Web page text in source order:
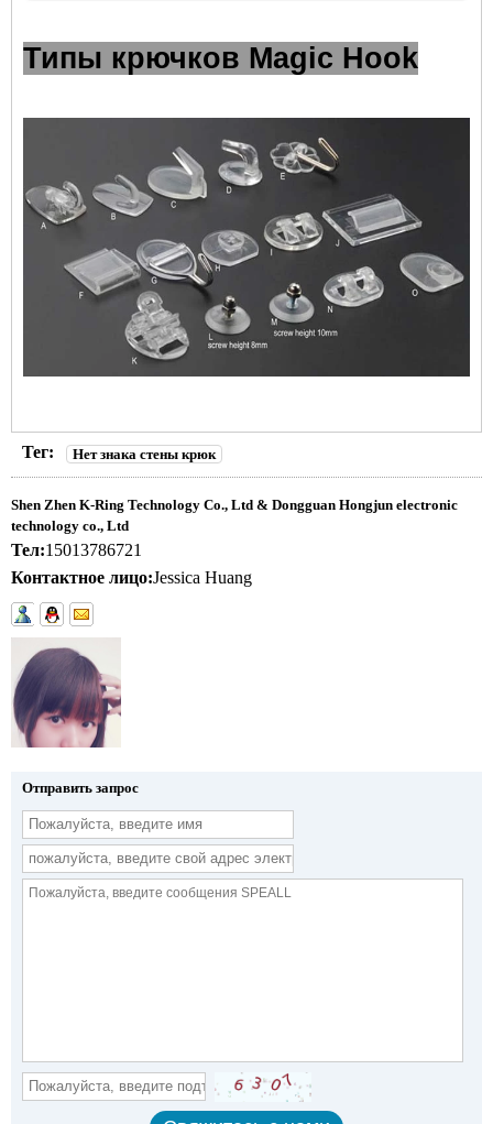
Типы крючков Magic Hook
Тег: Нет знака стены крюк
Shen Zhen K-Ring Technology Co., Ltd & Dongguan Hongjun electronic
technology co., Ltd
Тел:15013786721
Контактное лицо:Jessica Huang
Отправить запрос